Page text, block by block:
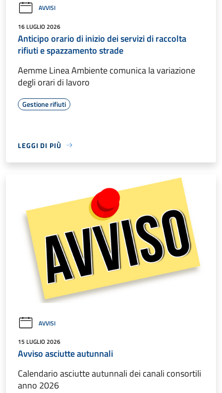
AVVISI
16 LUGLIO 2026
Anticipo orario di inizio dei servizi di raccolta
rifiuti e spazzamento strade
Aemme Linea Ambiente comunica la variazione
degli orari di lavoro
Gestione rifiuti
LEGGI DI PIÙ
AVVISI
15 LUGLIO 2026
Avviso asciutte autunnali
Calendario asciutte autunnali dei canali consortili
anno 2026